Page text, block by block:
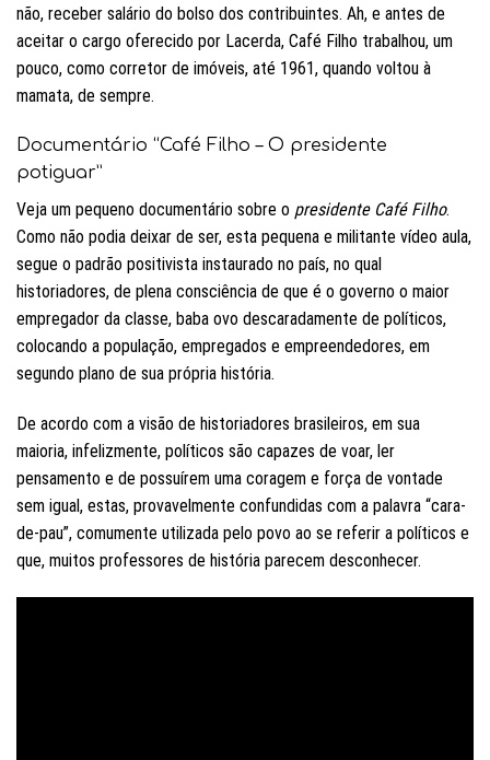
não, receber salário do bolso dos contribuintes. Ah, e antes de
aceitar o cargo oferecido por Lacerda, Café Filho trabalhou, um
pouco, como corretor de imóveis, até 1961, quando voltou à
mamata, de sempre.
Documentário “Café Filho – O presidente
potiguar”
Veja um pequeno documentário sobre o presidente Café Filho.
Como não podia deixar de ser, esta pequena e militante vídeo aula,
segue o padrão positivista instaurado no país, no qual
historiadores, de plena consciência de que é o governo o maior
empregador da classe, baba ovo descaradamente de políticos,
colocando a população, empregados e empreendedores, em
segundo plano de sua própria história.
De acordo com a visão de historiadores brasileiros, em sua
maioria, infelizmente, políticos são capazes de voar, ler
pensamento e de possuírem uma coragem e força de vontade
sem igual, estas, provavelmente confundidas com a palavra “cara-
de-pau”, comumente utilizada pelo povo ao se referir a políticos e
que, muitos professores de história parecem desconhecer.